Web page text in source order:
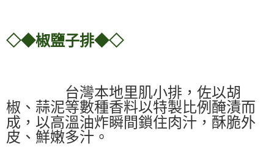
◇◆椒鹽子排◆◇
台灣本地里肌小排，佐以胡
椒、蒜泥等數種香料以特製比例醃漬而
成，以高溫油炸瞬間鎖住肉汁，酥脆外
皮、鮮嫩多汁。